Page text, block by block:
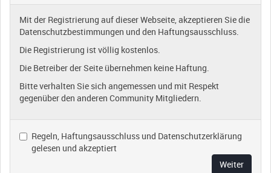
Mit der Registrierung auf dieser Webseite, akzeptieren Sie die
Datenschutzbestimmungen und den Haftungsausschluss.
Die Registrierung ist völlig kostenlos.
Die Betreiber der Seite übernehmen keine Haftung.
Bitte verhalten Sie sich angemessen und mit Respekt
gegenüber den anderen Community Mitgliedern.
Regeln, Haftungsausschluss und Datenschutzerklärung
gelesen und akzeptiert
Weiter